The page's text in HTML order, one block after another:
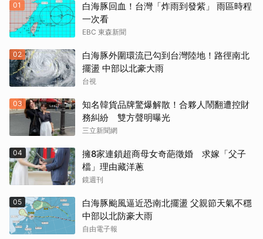
01
白海豚回血！台灣「炸雨到發紫」 雨區時程
一次看
EBC 東森新聞
02
白海豚外圍環流已勾到台灣陸地！路徑南北
擺盪 中部以北豪大雨
台視
03
知名韓貨品牌驚爆解散！合夥人鬧翻遭控財
務糾紛 雙方聲明曝光
三立新聞網
04
擁8家連鎖超商母女奇葩徵婚 求嫁「父子
檔」理由藏洋蔥
鏡週刊
05
白海豚颱風逼近恐南北擺盪 父親節天氣不穩
中部以北防豪大雨
自由電子報